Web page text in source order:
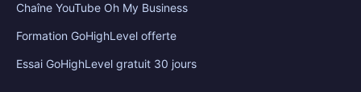
Chaîne YouTube Oh My Business
Formation GoHighLevel offerte
Essai GoHighLevel gratuit 30 jours